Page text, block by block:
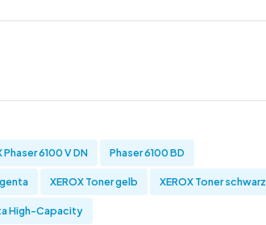
Phaser 6100 V DN Phaser 6100 BD
XEROX Toner gelb XEROX Toner schwarz
High-Capacity